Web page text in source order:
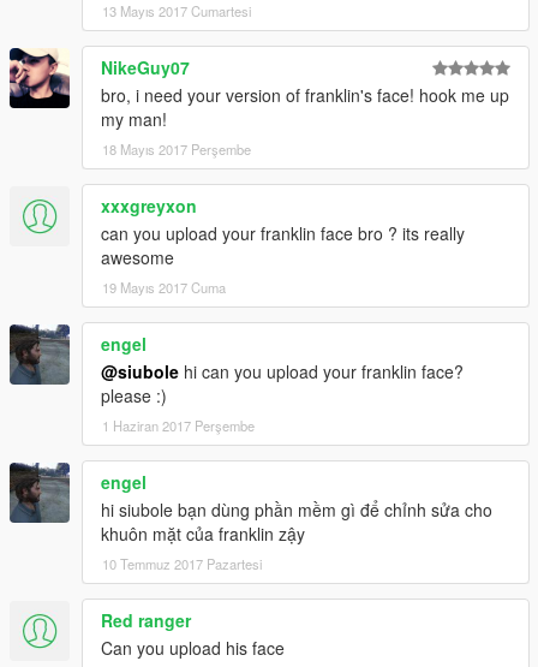
13 Mayıs 2017 Cumartesi
NikeGuy07
bro, i need your version of franklin's face! hook me up
my man!
18 Mayıs 2017 Perşembe
xxxgreyxon
can you upload your franklin face bro ? its really
awesome
19 Mayıs 2017 Cuma
engel
@siubole hi can you upload your franklin face?
please :)
1 Haziran 2017 Perşembe
engel
hi siubole bạn dùng phần mềm gì để chỉnh sửa cho
khuôn mặt của franklin zậy
10 Temmuz 2017 Pazartesi
Red ranger
Can you upload his face